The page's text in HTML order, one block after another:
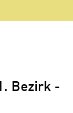
Bezirk -